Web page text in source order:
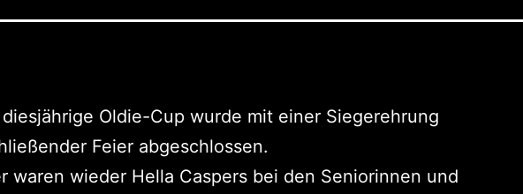
Oldie-Cup wurde mit einer Siegerehrung
Feier abgeschlossen.
waren wieder Hella Caspers bei den Seniorinnen und